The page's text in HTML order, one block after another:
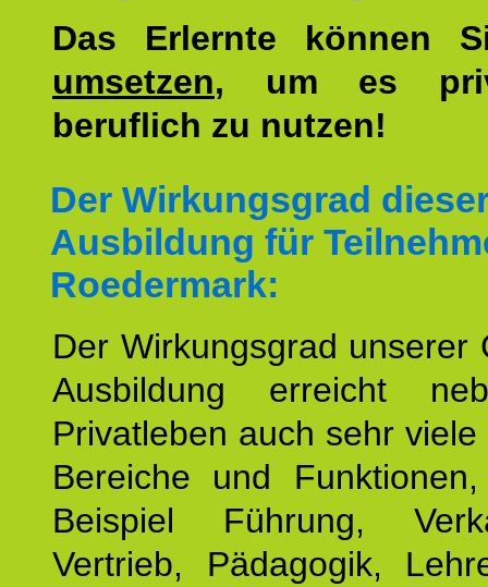
Das Erlernte können
umsetzen, um es
beruflich zu nutzen!
Der Wirkungsgrad
Ausbildung für
Roedermark:
Der Wirkungsgrad unserer
Ausbildung erreicht
Privatleben auch sehr
Bereiche und
Beispiel Führung,
Vertrieb, Pädagogik,